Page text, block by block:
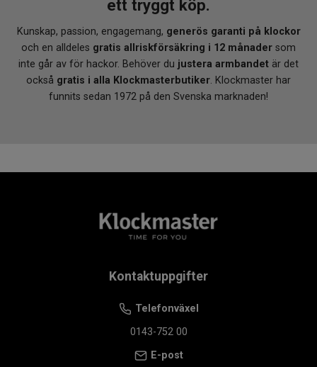
Bandfäste: 16 mm
Vikt: 90 gram
Batteri: Renata 371
Butterflylås med tryckknappar för säker och
bekväm passform
VARFÖR KLOCKMASTER?
auktoriserad återförsäljare
en äkta klocka med full tillverkargaranti samt
. Tissot PR 100 är ett stilfullt val för dig
precision i en och samma klocka.
ett tryggt köp.
Kunskap, passion, engagemang, generös garanti på klockor
och en alldeles gratis allriskförsäkring i 12 månader som
inte går av för hackor. Behöver du justera armbandet är det
också gratis i alla Klockmasterbutiker. Klockmaster har
funnits sedan 1972 på den Svenska marknaden!
Kontaktuppgifter
Telefonväxel
0143-752 00
E-post